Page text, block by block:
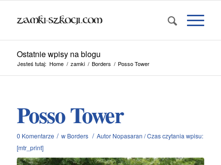
Ostatnie wpisy na blogu
Jesteś tutaj: Home / zamki / Borders / Posso Tower
Posso Tower
0 Komentarze / w Borders / Autor Nopasaran /Czas czytania wpisu:
[mtr_print]